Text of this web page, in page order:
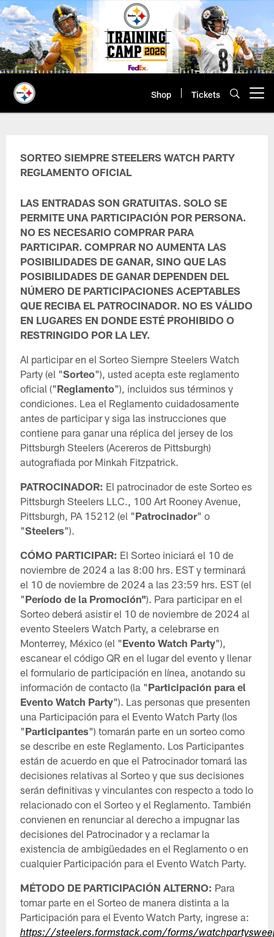
Skip
to
main
content
Shop Tickets
SORTEO SIEMPRE STEELERS WATCH PARTY
REGLAMENTO OFICIAL
LAS ENTRADAS SON GRATUITAS. SOLO SE
PERMITE UNA PARTICIPACIÓN POR PERSONA.
NO ES NECESARIO COMPRAR PARA
PARTICIPAR. COMPRAR NO AUMENTA LAS
POSIBILIDADES DE GANAR, SINO QUE LAS
POSIBILIDADES DE GANAR DEPENDEN DEL
NÚMERO DE PARTICIPACIONES ACEPTABLES
QUE RECIBA EL PATROCINADOR. NO ES VÁLIDO
EN LUGARES EN DONDE ESTÉ PROHIBIDO O
RESTRINGIDO POR LA LEY.
Al participar en el Sorteo Siempre Steelers Watch
Party (el "Sorteo"), usted acepta este reglamento
oficial ("Reglamento"), incluidos sus términos y
condiciones. Lea el Reglamento cuidadosamente
antes de participar y siga las instrucciones que
contiene para ganar una réplica del jersey de los
Pittsburgh Steelers (Acereros de Pittsburgh)
autografiada por Minkah Fitzpatrick.
PATROCINADOR: El patrocinador de este Sorteo es
Pittsburgh Steelers LLC., 100 Art Rooney Avenue,
Pittsburgh, PA 15212 (el "Patrocinador" o
"Steelers").
CÓMO PARTICIPAR: El Sorteo iniciará el 10 de
noviembre de 2024 a las 8:00 hrs. EST y terminará
el 10 de noviembre de 2024 a las 23:59 hrs. EST (el
"Período de la Promoción"). Para participar en el
Sorteo deberá asistir el 10 de noviembre de 2024 al
evento Steelers Watch Party, a celebrarse en
Monterrey, México (el "Evento Watch Party"),
escanear el código QR en el lugar del evento y llenar
el formulario de participación en línea, anotando su
información de contacto (la "Participación para el
Evento Watch Party"). Las personas que presenten
una Participación para el Evento Watch Party (los
"Participantes") tomarán parte en un sorteo como
se describe en este Reglamento. Los Participantes
están de acuerdo en que el Patrocinador tomará las
decisiones relativas al Sorteo y que sus decisiones
serán definitivas y vinculantes con respecto a todo lo
relacionado con el Sorteo y el Reglamento. También
convienen en renunciar al derecho a impugnar las
decisiones del Patrocinador y a reclamar la
existencia de ambigüedades en el Reglamento o en
cualquier Participación para el Evento Watch Party.
MÉTODO DE PARTICIPACIÓN ALTERNO: Para
tomar parte en el Sorteo de manera distinta a la
Participación para el Evento Watch Party, ingrese a:
https://steelers.formstack.com/forms/